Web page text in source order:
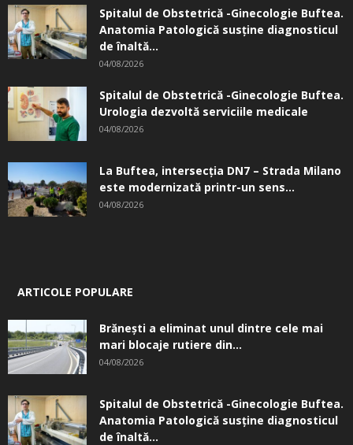
Spitalul de Obstetrică -Ginecologie Buftea.
Anatomia Patologică susţine diagnosticul
de înaltă...
04/08/2026
Spitalul de Obstetrică -Ginecologie Buftea.
Urologia dezvoltă serviciile medicale
04/08/2026
La Buftea, intersecţia DN7 – Strada Milano
este modernizată printr-un sens...
04/08/2026
ARTICOLE POPULARE
Brănești a eliminat unul dintre cele mai
mari blocaje rutiere din...
04/08/2026
Spitalul de Obstetrică -Ginecologie Buftea.
Anatomia Patologică susţine diagnosticul
de înaltă...